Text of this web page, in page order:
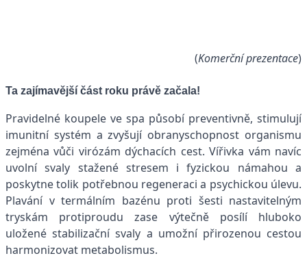
(Komerční prezentace)
Ta zajímavější část roku právě začala!
Pravidelné koupele ve spa působí preventivně, stimulují
imunitní systém a zvyšují obranyschopnost organismu
zejména vůči virózám dýchacích cest. Vířivka vám navíc
uvolní svaly stažené stresem i fyzickou námahou a
poskytne tolik potřebnou regeneraci a psychickou úlevu.
Plavání v termálním bazénu proti šesti nastavitelným
tryskám protiproudu zase výtečně posílí hluboko
uložené stabilizační svaly a umožní přirozenou cestou
harmonizovat metabolismus.